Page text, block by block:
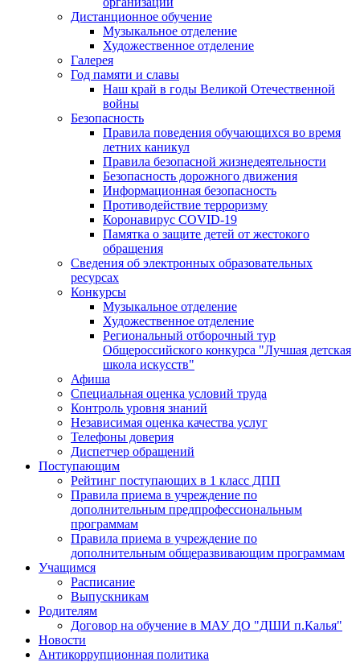
Дистанционное обучение
Музыкальное отделение
Художественное отделение
Галерея
Год памяти и славы
Наш край в годы Великой Отечественной
войны
Безопасность
Правила поведения обучающихся во время
летних каникул
Правила безопасной жизнедеятельности
Безопасность дорожного движения
Информационная безопасность
Противодействие терроризму
Коронавирус COVID-19
Памятка о защите детей от жестокого
обращения
Сведения об электронных образовательных
ресурсах
Конкурсы
Музыкальное отделение
Художественное отделение
Региональный отборочный тур
Общероссийского конкурса "Лучшая детская
школа искусств"
Афиша
Специальная оценка условий труда
Контроль уровня знаний
Независимая оценка качества услуг
Телефоны доверия
Диспетчер обращений
Поступающим
Рейтинг поступающих в 1 класс ДПП
Правила приема в учреждение по
дополнительным предпрофессиональным
программам
Правила приема в учреждение по
дополнительным общеразвивающим программам
Учащимся
Расписание
Выпускникам
Родителям
Договор на обучение в МАУ ДО "ДШИ п.Калья"
Новости
Антикоррупционная политика